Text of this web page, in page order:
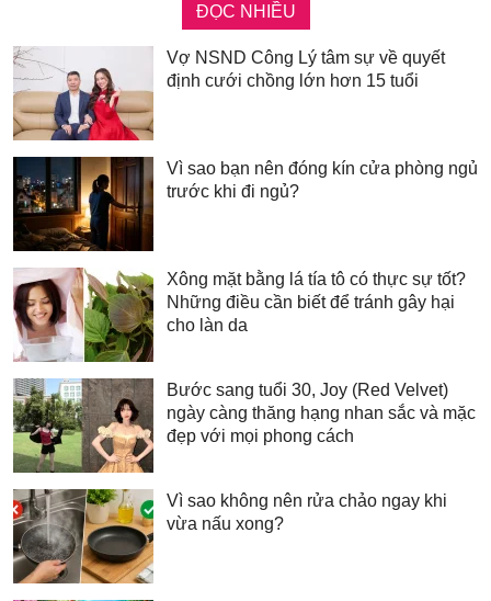
ĐỌC NHIỀU
Vợ NSND Công Lý tâm sự về quyết
định cưới chồng lớn hơn 15 tuổi
Vì sao bạn nên đóng kín cửa phòng ngủ
trước khi đi ngủ?
Xông mặt bằng lá tía tô có thực sự tốt?
Những điều cần biết để tránh gây hại
cho làn da
Bước sang tuổi 30, Joy (Red Velvet)
ngày càng thăng hạng nhan sắc và mặc
đẹp với mọi phong cách
Vì sao không nên rửa chảo ngay khi
vừa nấu xong?